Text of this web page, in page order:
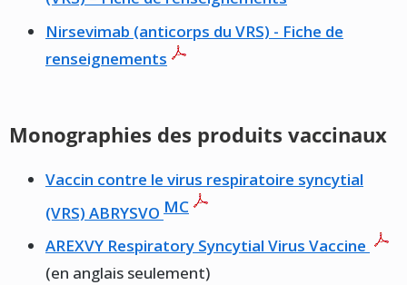
Nirsevimab (anticorps du VRS) - Fiche de
renseignements
Monographies des produits vaccinaux
Vaccin contre le virus respiratoire syncytial
(VRS) ABRYSVO MC
AREXVY Respiratory Syncytial Virus Vaccine
(en anglais seulement)